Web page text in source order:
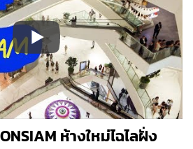
ห้างใหม่ไฉไลฝั่ง